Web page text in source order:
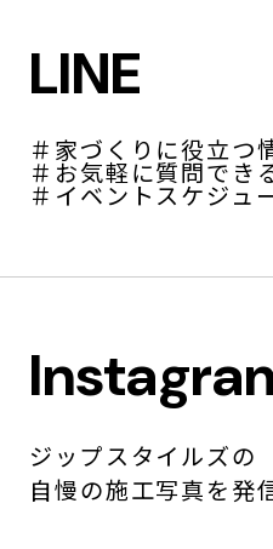
LINE
＃家づくりに役立つ
＃お気軽に質問でき
＃イベントスケジュ
ジップスタイルズの
自慢の施工写真を発